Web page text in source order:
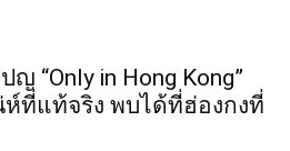
“Only in Hong Kong”
ที่แท้จริง พบได้ที่ฮ่องกงที่